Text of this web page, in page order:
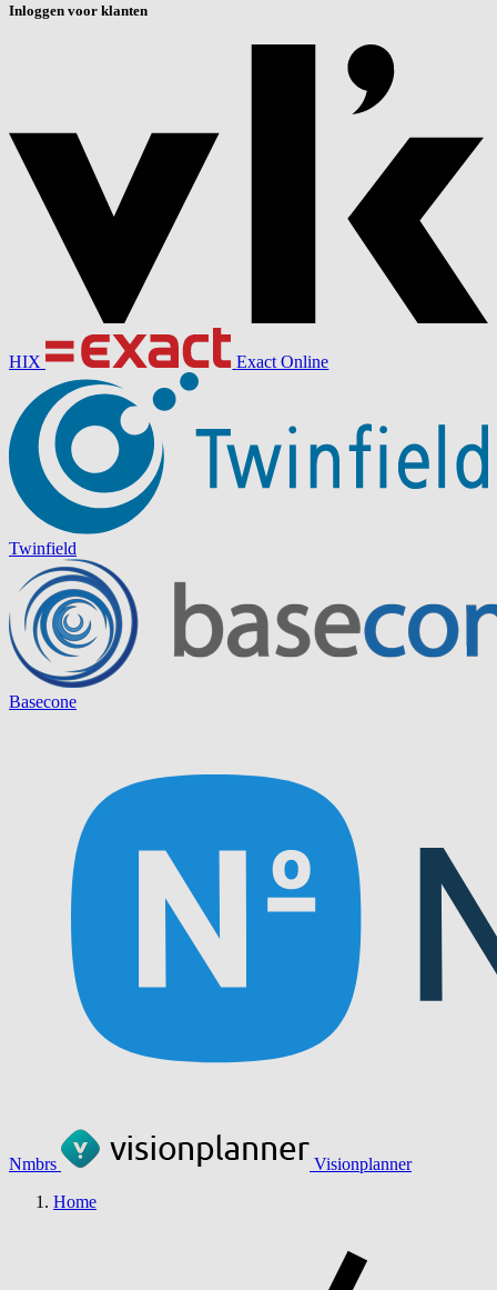
Inloggen voor klanten
HIX Exact Online
Twinfield
Basecone
Nmbrs
Visionplanner
Home